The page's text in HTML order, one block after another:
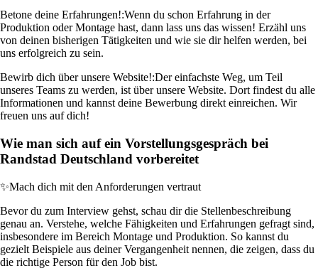
Betone deine Erfahrungen!:Wenn du schon Erfahrung in der
Produktion oder Montage hast, dann lass uns das wissen! Erzähl uns
von deinen bisherigen Tätigkeiten und wie sie dir helfen werden, bei
uns erfolgreich zu sein.
Bewirb dich über unsere Website!:Der einfachste Weg, um Teil
unseres Teams zu werden, ist über unsere Website. Dort findest du alle
Informationen und kannst deine Bewerbung direkt einreichen. Wir
freuen uns auf dich!
Wie man sich auf ein Vorstellungsgespräch bei
Randstad Deutschland vorbereitet
✨Mach dich mit den Anforderungen vertraut
Bevor du zum Interview gehst, schau dir die Stellenbeschreibung
genau an. Verstehe, welche Fähigkeiten und Erfahrungen gefragt sind,
insbesondere im Bereich Montage und Produktion. So kannst du
gezielt Beispiele aus deiner Vergangenheit nennen, die zeigen, dass du
die richtige Person für den Job bist.